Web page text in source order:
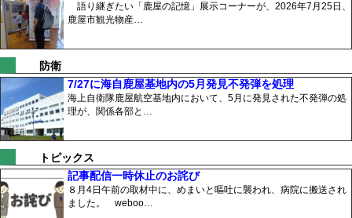
語り継ぎたい「鹿屋の記憶」展示コーナーが、2026年7月25日、
鹿屋市観光物産…
防衛
7/27に海自鹿屋基地内の5月発見不発弾を処理
海上自衛隊鹿屋航空基地内において、5月に発見された不発弾の処
理が、関係各部と…
トピックス
記事配信一時休止のお詫び
８月4日午前の取材中に、めまいと嘔吐に襲われ、病院に搬送され
ました。 weboo…